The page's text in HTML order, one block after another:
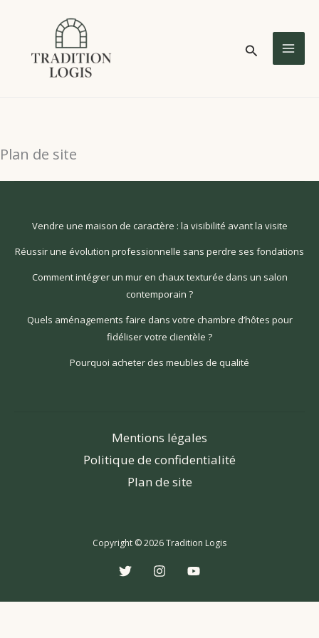
contenu
Rechercher
Plan de site
Vendre une maison de caractère : la visibilité avant la visite
Réussir une évolution professionnelle sans perdre ses fondations
Comment intégrer un mur en chaux texturée dans un salon
contemporain ?
Quels aménagements faire dans votre chambre d’hôtes pour
fidéliser votre clientèle ?
Pourquoi acheter des meubles de qualité
Mentions légales
Politique de confidentialité
Plan de site
Copyright © 2026 Tradition Logis